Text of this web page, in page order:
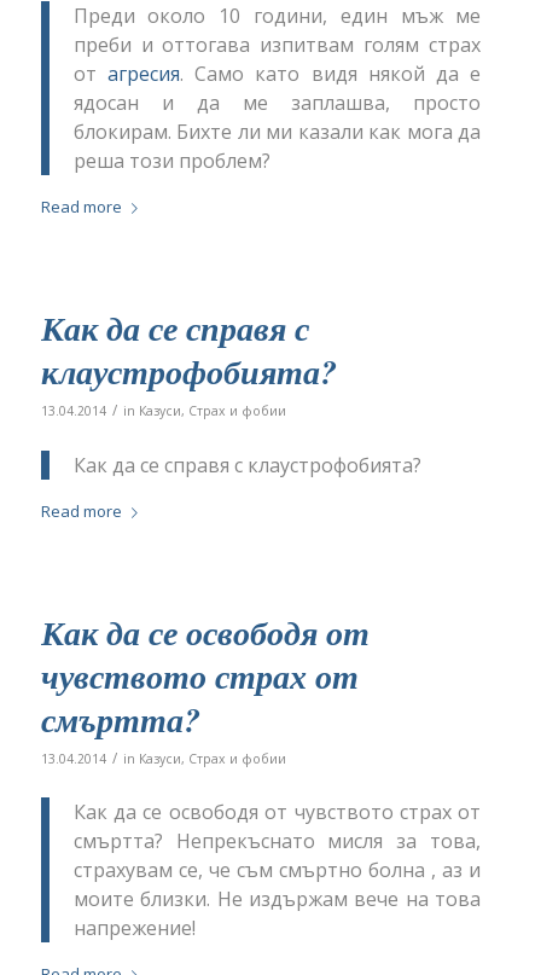
Преди около 10 години, един мъж ме
преби и оттогава изпитвам голям страх
от агресия. Само като видя някой да е
ядосан и да ме заплашва, просто
блокирам. Бихте ли ми казали как мога да
реша този проблем?
Read more
Как да се справя с
клаустрофобията?
13.04.2014 / in Казуси, Страх и фобии
Как да се справя с клаустрофобията?
Read more
Как да се освободя от
чувството страх от
смъртта?
13.04.2014 / in Казуси, Страх и фобии
Как да се освободя от чувството страх от
смъртта? Непрекъснато мисля за това,
страхувам се, че съм смъртно болна , аз и
моите близки. Не издържам вече на това
напрежение!